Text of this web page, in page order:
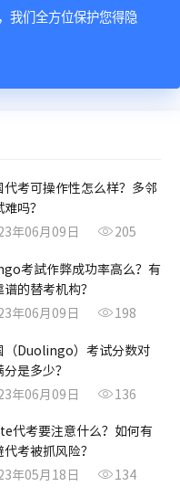
我们全方位保护您得隐
代考可操作性怎么样？多邻
难吗？
年06月09日
205
考試作弊成功率高么？有
谱的替考机构？
年06月09日
198
（Duolingo）考试分数对
分是多少？
年06月09日
136
代考要注意什么？如何有
代考被抓风险？
年05月18日
134